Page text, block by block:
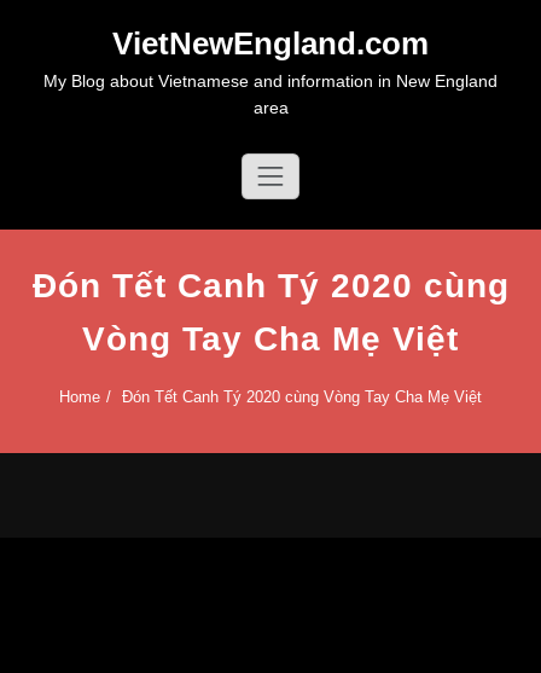
VietNewEngland.com
My Blog about Vietnamese and information in New England
area
Đón Tết Canh Tý 2020 cùng
Vòng Tay Cha Mẹ Việt
Home Đón Tết Canh Tý 2020 cùng Vòng Tay Cha Mẹ Việt